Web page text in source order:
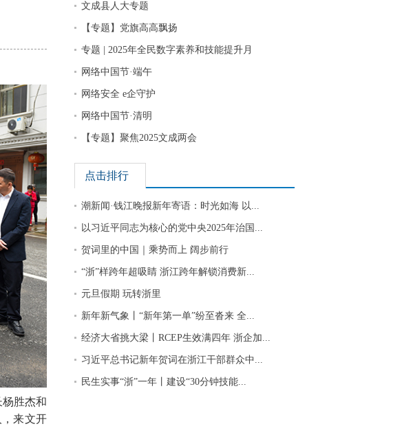
杨胜杰和
来文开
文成县人大专题
【专题】党旗高高飘扬
专题 | 2025年全民数字素养和技能提升月
网络中国节·端午
网络安全 e企守护
网络中国节·清明
【专题】聚焦2025文成两会
点击排行
潮新闻·钱江晚报新年寄语：时光如海 以...
以习近平同志为核心的党中央2025年治国...
贺词里的中国｜乘势而上 阔步前行
“浙”样跨年超吸睛 浙江跨年解锁消费新...
元旦假期 玩转浙里
新年新气象丨“新年第一单”纷至沓来 全...
经济大省挑大梁丨RCEP生效满四年 浙企加...
习近平总书记新年贺词在浙江干部群众中...
民生实事“浙”一年丨建设“30分钟技能...